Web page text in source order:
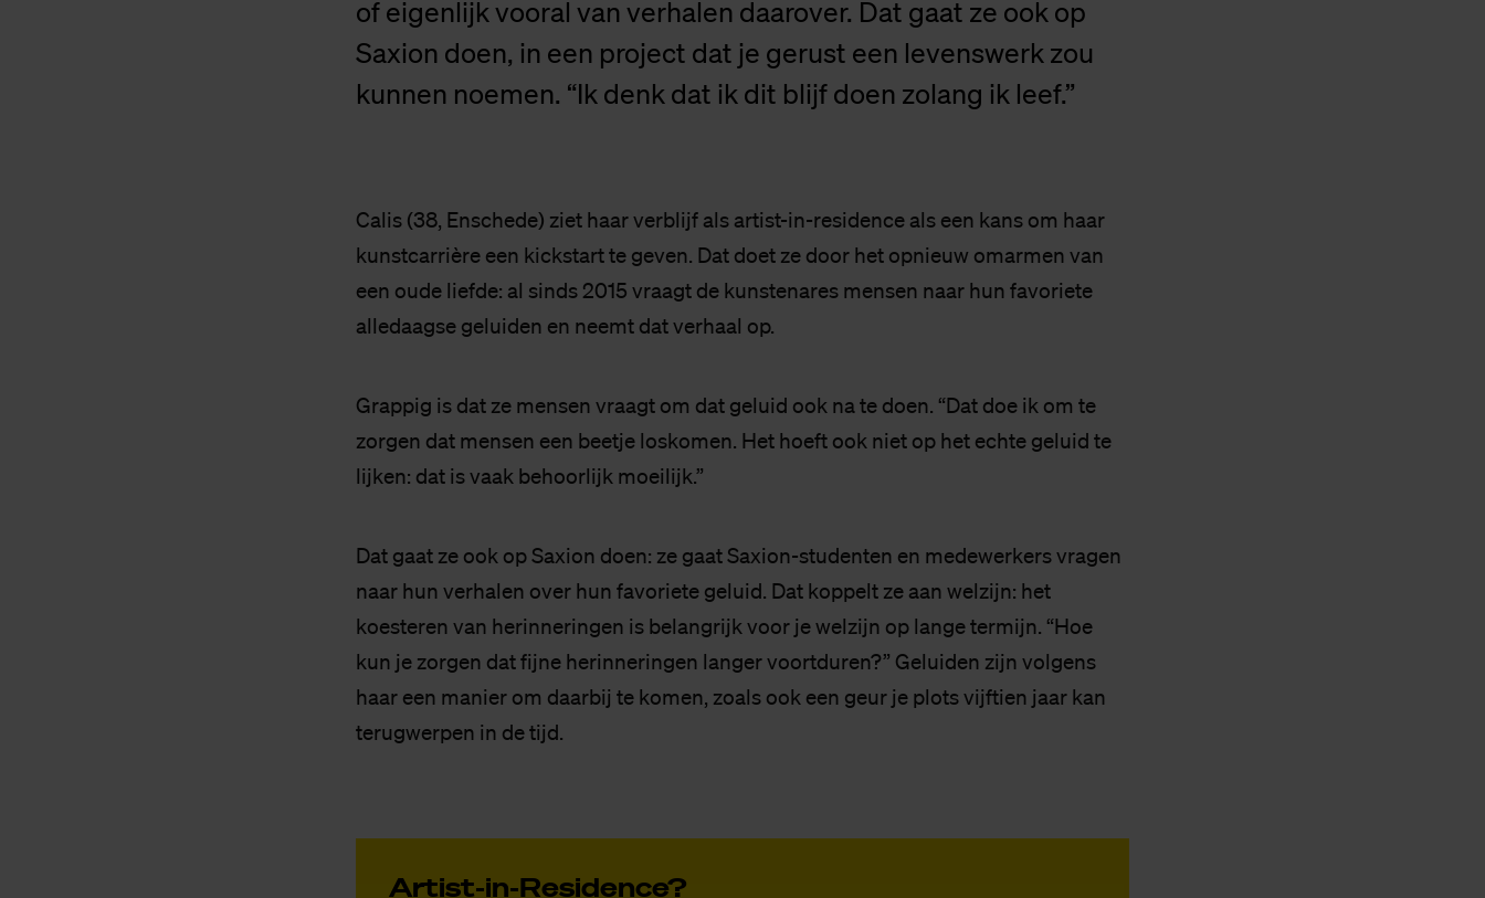
of eigenlijk vooral van verhalen daarover. Dat gaat ze ook op
Saxion doen, in een project dat je gerust een levenswerk zou
kunnen noemen. “Ik denk dat ik dit blijf doen zolang ik leef.”
Calis (38, Enschede) ziet haar verblijf als artist-in-residence als een kans om haar
kunstcarrière een kickstart te geven. Dat doet ze door het opnieuw omarmen van
een oude liefde: al sinds 2015 vraagt de kunstenares mensen naar hun favoriete
alledaagse geluiden en neemt dat verhaal op.
Grappig is dat ze mensen vraagt om dat geluid ook na te doen. “Dat doe ik om te
zorgen dat mensen een beetje loskomen. Het hoeft ook niet op het echte geluid te
lijken: dat is vaak behoorlijk moeilijk.”
Dat gaat ze ook op Saxion doen: ze gaat Saxion-studenten en medewerkers vragen
naar hun verhalen over hun favoriete geluid. Dat koppelt ze aan welzijn: het
koesteren van herinneringen is belangrijk voor je welzijn op lange termijn. “Hoe
kun je zorgen dat fijne herinneringen langer voortduren?” Geluiden zijn volgens
haar een manier om daarbij te komen, zoals ook een geur je plots vijftien jaar kan
terugwerpen in de tijd.
Ar­tist-in-Re­si­den­ce?